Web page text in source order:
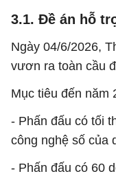
3.1. Đề án hỗ
Ngày 04/6/2026,
vươn ra toàn cầu
Mục tiêu đến năm
- Phấn đấu có tối
công nghệ số của
- Phấn đấu có 60